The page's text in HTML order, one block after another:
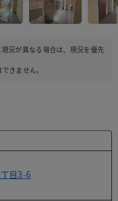
況が異なる場合は、現況を優先
きません。
目3-6